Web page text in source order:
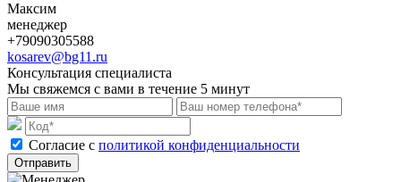
Максим
менеджер
+79090305588
kosarev@bg11.ru
Консультация специалиста
Мы свяжемся с вами в течение 5 минут
Cогласие с политикой конфиденциальности
Отправить